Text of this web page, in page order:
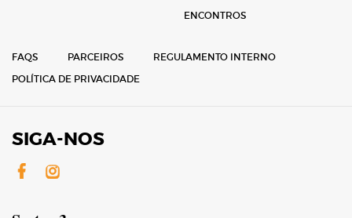
ENCONTROS
FAQS PARCEIROS
REGULAMENTO INTERNO
POLÍTICA DE PRIVACIDADE
SIGA-NOS
Facebook
Instagram